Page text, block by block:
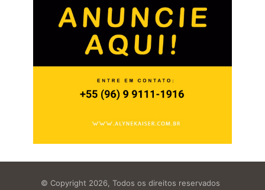
© Copyright 2026, Todos os direitos reservados